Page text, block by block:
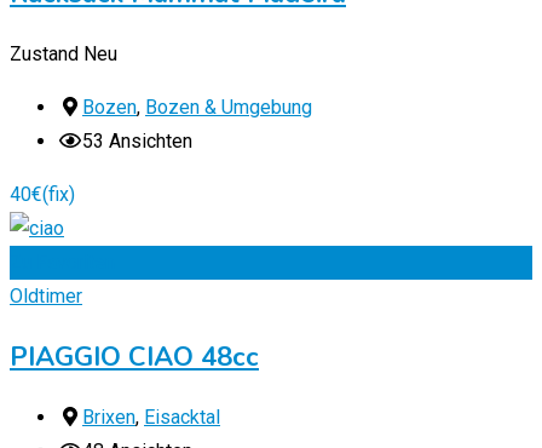
Zustand Neu
Bozen, Bozen & Umgebung
53 Ansichten
40€(fix)
Oldtimer
PIAGGIO CIAO 48cc
Brixen, Eisacktal